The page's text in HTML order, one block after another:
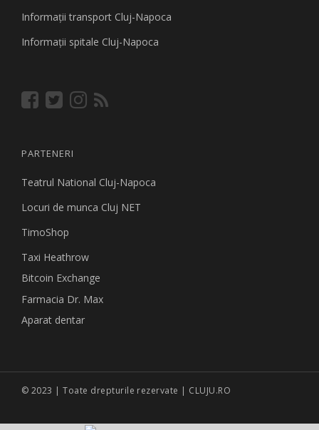
Informaţii transport Cluj-Napoca
Informaţii spitale Cluj-Napoca
PARTENERI
Teatrul National Cluj-Napoca
Locuri de munca Cluj NET
TimoShop
Taxi Heathrow
Bitcoin Exchange
Farmacia Dr. Max
Aparat dentar
© 2023 | Toate drepturile rezervate | CLUJU.RO